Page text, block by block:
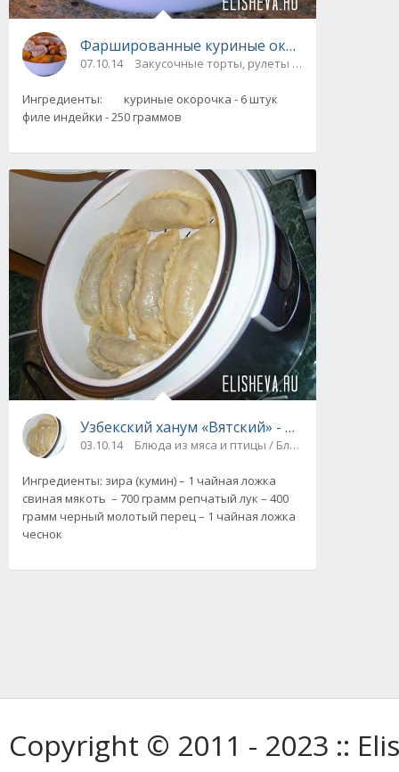
Фаршированные куриные окорочка с
07.10.14 Закусочные торты, рулеты / Блюда из мяса и
Ингредиенты: куриные окорочка - 6 штук
филе индейки - 250 граммов
Узбекский ханум «Вятский» - паровой
03.10.14 Блюда из мяса и птицы / Блюда из фарша /
Ингредиенты: зира (кумин) – 1 чайная ложка
свиная мякоть – 700 грамм репчатый лук – 400
грамм черный молотый перец – 1 чайная ложка
чеснок
Copyright © 2011 - 2023 ::